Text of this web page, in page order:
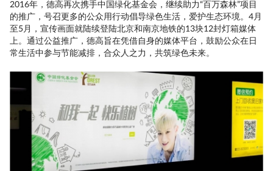
2016年，德高再次携手中国绿化基金会，继续助力“百万森林”项目
的推广，号召更多的公众用行动倡导绿色生活，爱护生态环境。4月
至5月，宣传画面就陆续登陆北京和南京地铁的13块12封灯箱媒体
上。通过公益推广，德高旨在凭借自身的媒体平台，鼓励公众在日
常生活中参与节能减排，合众人之力，共筑绿色未来。